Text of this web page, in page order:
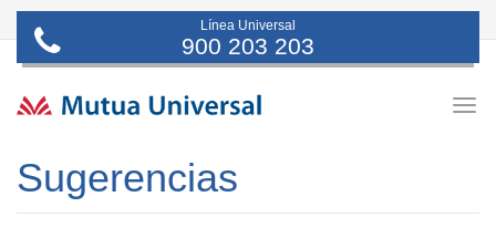
Línea Universal
900 203 203
Sugerencias